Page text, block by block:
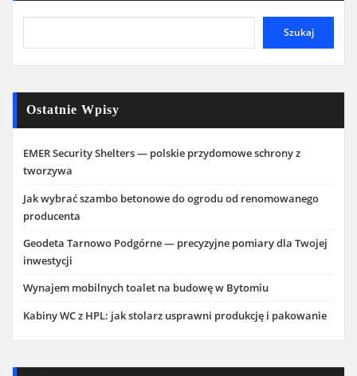
Szukaj
Ostatnie Wpisy
EMER Security Shelters — polskie przydomowe schrony z
tworzywa
Jak wybrać szambo betonowe do ogrodu od renomowanego
producenta
Geodeta Tarnowo Podgórne — precyzyjne pomiary dla Twojej
inwestycji
Wynajem mobilnych toalet na budowę w Bytomiu
Kabiny WC z HPL: jak stolarz usprawni produkcję i pakowanie